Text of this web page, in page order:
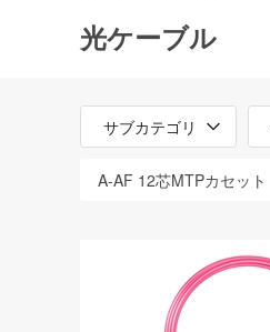
光ケーブル
サブカテゴリ
A-AF 12芯MTPカセット